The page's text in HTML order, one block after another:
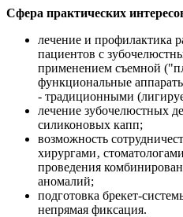
Сфера практических
лечение и профилактика
пациентов с
применением съемной
функциональные
- традиционными
лечение зубочелюстных
силиконовых капп;
возможность
хирургами‚
проведения
аномалий;
подготовка брекет-
непрямая фиксация.